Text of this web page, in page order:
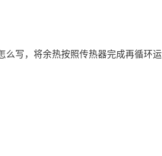
么写，将余热按照传热器完成再循环运